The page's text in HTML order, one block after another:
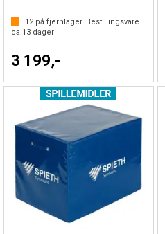
12 på fjernlager. Bestillingsvare
ca. 13 dager
3 199,-